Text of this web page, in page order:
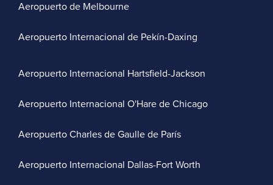
Aeropuerto de Melbourne
Aeropuerto Internacional de Pekín-Daxing
Aeropuerto Internacional Hartsfield-Jackson
Aeropuerto Internacional O'Hare de Chicago
Aeropuerto Charles de Gaulle de París
Aeropuerto Internacional Dallas-Fort Worth